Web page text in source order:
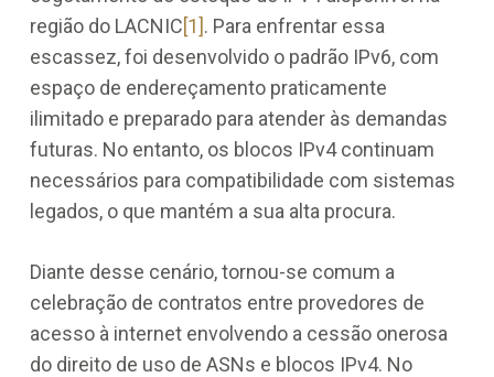
região do LACNIC[1]. Para enfrentar essa
escassez, foi desenvolvido o padrão IPv6, com
espaço de endereçamento praticamente
ilimitado e preparado para atender às demandas
futuras. No entanto, os blocos IPv4 continuam
necessários para compatibilidade com sistemas
legados, o que mantém a sua alta procura.
Diante desse cenário, tornou-se comum a
celebração de contratos entre provedores de
acesso à internet envolvendo a cessão onerosa
do direito de uso de ASNs e blocos IPv4. No